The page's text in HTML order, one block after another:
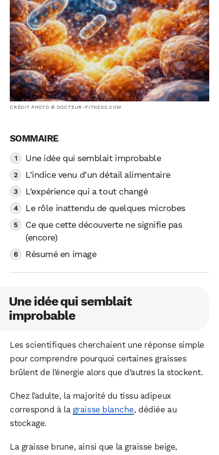
CRÉDIT PHOTO © DOCTEUR-FITNESS.COM
Une idée qui semblait improbable
L’indice venu d’un détail alimentaire
L’expérience qui a tout changé
Le rôle inattendu de quelques microbes
Ce que cette découverte ne signifie pas
(encore)
Résumé en image
Une idée qui semblait
improbable
Les scientifiques cherchaient une réponse simple
pour comprendre pourquoi certaines graisses
brûlent de l’énergie alors que d’autres la stockent.
Chez l’adulte, la majorité du tissu adipeux
correspond à la graisse blanche, dédiée au
stockage.
La graisse brune, ainsi que la graisse beige,